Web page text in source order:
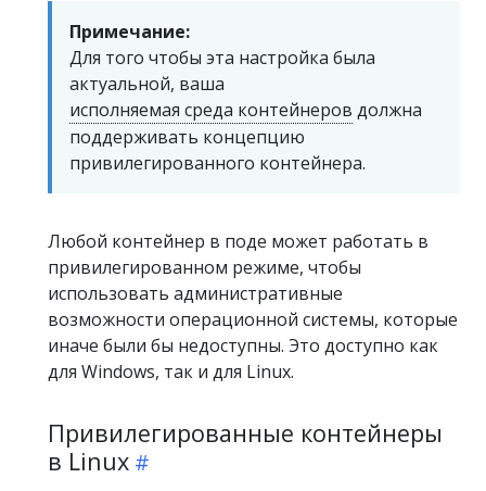
Примечание:
Для того чтобы эта настройка была
актуальной, ваша
иcполняемая среда контейнеров должна
поддерживать концепцию
привилегированного контейнера.
Любой контейнер в поде может работать в
привилегированном режиме, чтобы
использовать административные
возможности операционной системы, которые
иначе были бы недоступны. Это доступно как
для Windows, так и для Linux.
Привилегированные контейнеры
в Linux